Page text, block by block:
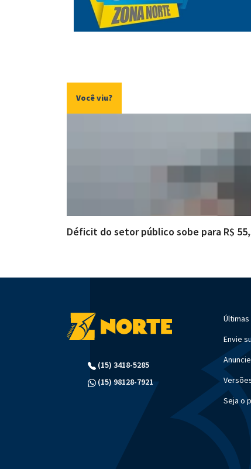
Você viu?
Déficit do setor público sobe para R$
(15) 3418-5285
(15) 98128-7921
Envie
Seja o